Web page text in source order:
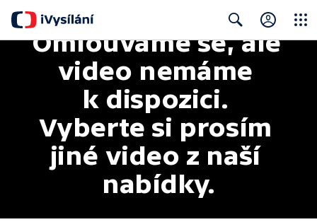
Search
Omlouváme se, ale
video nemáme
k dispozici.
Vyberte si prosím
jiné video z naší
nabídky.